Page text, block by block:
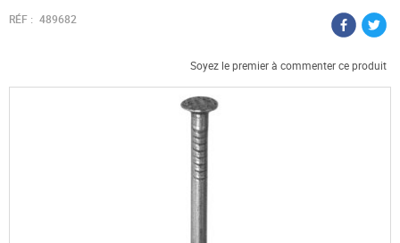
RÉF : 489682
Soyez le premier à commenter ce produit
Passer